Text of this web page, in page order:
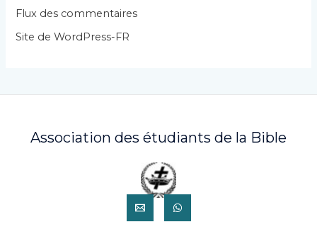
e
Flux des commentaires
Site de WordPress-FR
Association des étudiants de la Bible